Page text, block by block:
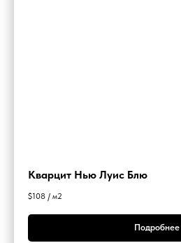
Кварцит Нью Луис Блю
$108 / м2
Подробнее